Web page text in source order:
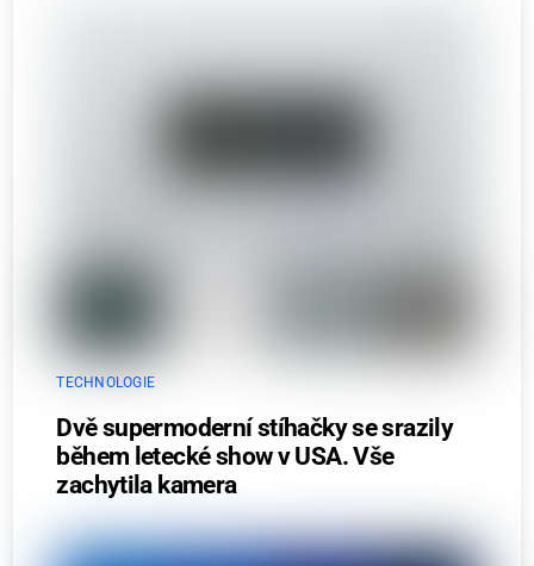
TECHNOLOGIE
Dvě supermoderní stíhačky se srazily
během letecké show v USA. Vše
zachytila kamera